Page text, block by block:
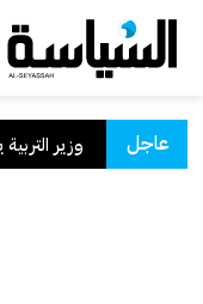
عاجل وزير